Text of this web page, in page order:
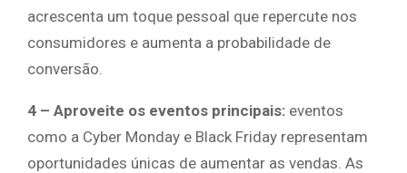
acrescenta um toque pessoal que repercute nos
consumidores e aumenta a probabilidade de
conversão.
4 – Aproveite os eventos principais: eventos
como a Cyber Monday e Black Friday representam
oportunidades únicas de aumentar as vendas. As